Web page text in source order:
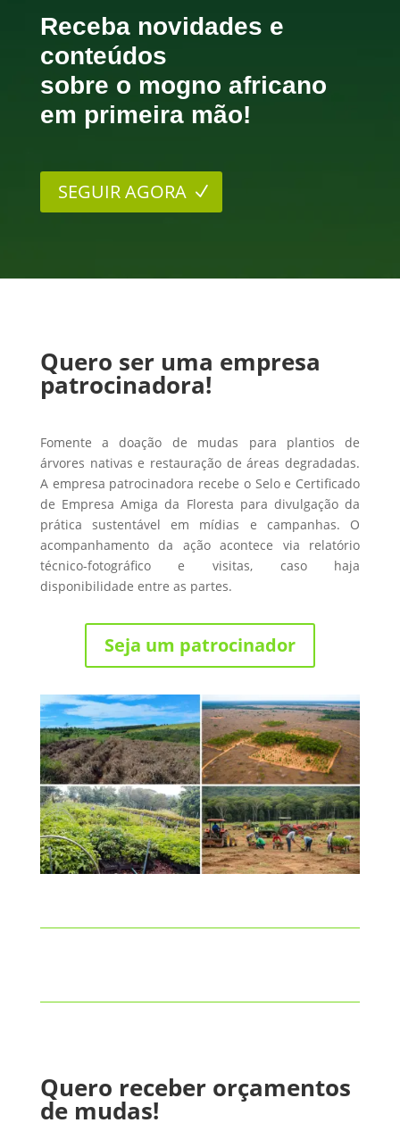
Receba novidades e
conteúdos
sobre o mogno africano
em primeira mão!
SEGUIR AGORA
Quero ser uma empresa
patrocinadora!
Fomente a doação de mudas para plantios de
árvores nativas e restauração de áreas degradadas.
A empresa patrocinadora recebe o Selo e Certificado
de Empresa Amiga da Floresta para divulgação da
prática sustentável em mídias e campanhas. O
acompanhamento da ação acontece via relatório
técnico-fotográfico e visitas, caso haja
disponibilidade entre as partes.
Seja um patrocinador
Quero receber orçamentos
de mudas!